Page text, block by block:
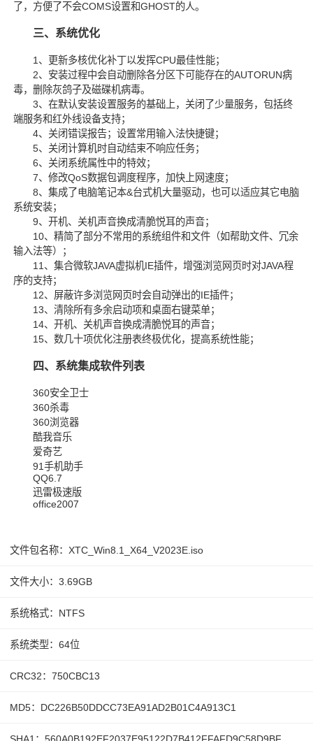
了，方便了不会COMS设置和GHOST的人。
三、系统优化
1、更新多核优化补丁以发挥CPU最佳性能；
2、安装过程中会自动删除各分区下可能存在的AUTORUN病
毒，删除灰鸽子及磁碟机病毒。
3、在默认安装设置服务的基础上，关闭了少量服务，包括终
端服务和红外线设备支持；
4、关闭错误报告；设置常用输入法快捷键；
5、关闭计算机时自动结束不响应任务；
6、关闭系统属性中的特效；
7、修改QoS数据包调度程序，加快上网速度；
8、集成了电脑笔记本&台式机大量驱动，也可以适应其它电脑
系统安装；
9、开机、关机声音换成清脆悦耳的声音；
10、精简了部分不常用的系统组件和文件（如帮助文件、冗余
输入法等）；
11、集合微软JAVA虚拟机IE插件，增强浏览网页时对JAVA程
序的支持；
12、屏蔽许多浏览网页时会自动弹出的IE插件；
13、清除所有多余启动项和桌面右键菜单；
14、开机、关机声音换成清脆悦耳的声音；
15、数几十项优化注册表终极优化，提高系统性能；
四、系统集成软件列表
360安全卫士
360杀毒
360浏览器
酷我音乐
爱奇艺
91手机助手
QQ6.7
迅雷极速版
office2007
文件包名称：XTC_Win8.1_X64_V2023E.iso
文件大小：3.69GB
系统格式：NTFS
系统类型：64位
CRC32：750CBC13
MD5：DC226B50DDCC73EA91AD2B01C4A913C1